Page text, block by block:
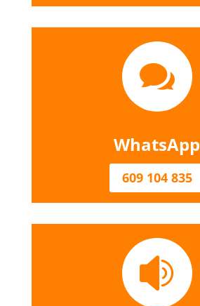

WhatsApp
609 104 835
